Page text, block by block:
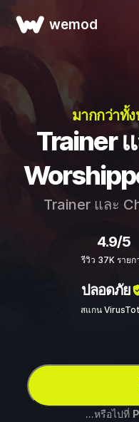
wemod
มากกว่าทั้
Trainer
Trainer และ
4.9/5
รีวิว 37K รายก
ปลอดภัย
สแกน
...หรือไปที่